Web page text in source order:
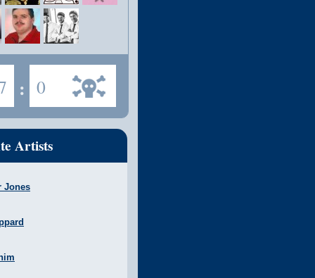
: 0
Artists
Jones